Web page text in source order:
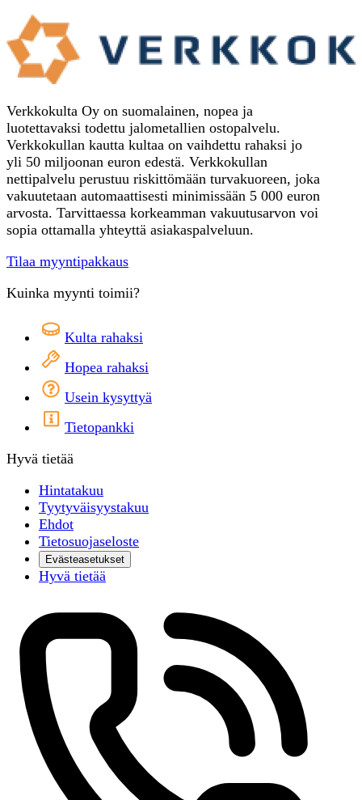
Verkkokulta Oy on suomalainen, nopea ja
luotettavaksi todettu jalometallien ostopalvelu.
Verkkokullan kautta kultaa on vaihdettu rahaksi jo
yli 50 miljoonan euron edestä. Verkkokullan
nettipalvelu perustuu riskittömään turvakuoreen, joka
vakuutetaan automaattisesti minimissään 5 000 euron
arvosta. Tarvittaessa korkeamman vakuutusarvon voi
sopia ottamalla yhteyttä asiakaspalveluun.
Tilaa myyntipakkaus
Kuinka myynti toimii?
Kulta rahaksi
Hopea rahaksi
Usein kysyttyä
Tietopankki
Hyvä tietää
Hintatakuu
Tyytyväisyystakuu
Ehdot
Tietosuojaseloste
Evästeasetukset
Hyvä tietää